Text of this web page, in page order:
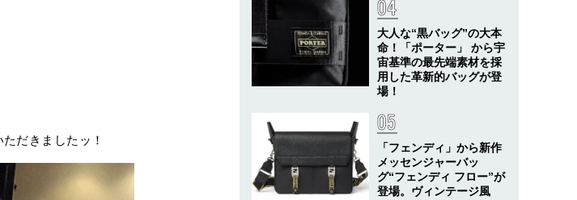
だきましたッ！
大人な“黒バッグ”の大本
命！「ポーター」 から宇
宙基準の最先端素材を採
用した革新的バッグが登
場！
「フェンディ」から新作
メッセンジャーバッ
グ“フェンディ フロー”が
登場。ヴィンテージ風